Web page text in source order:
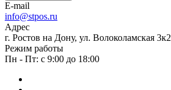
E-mail
info@stpos.ru
Адрес
г. Ростов на Дону, ул. Волоколамская 3к2
Режим работы
Пн - Пт: с 9:00 до 18:00